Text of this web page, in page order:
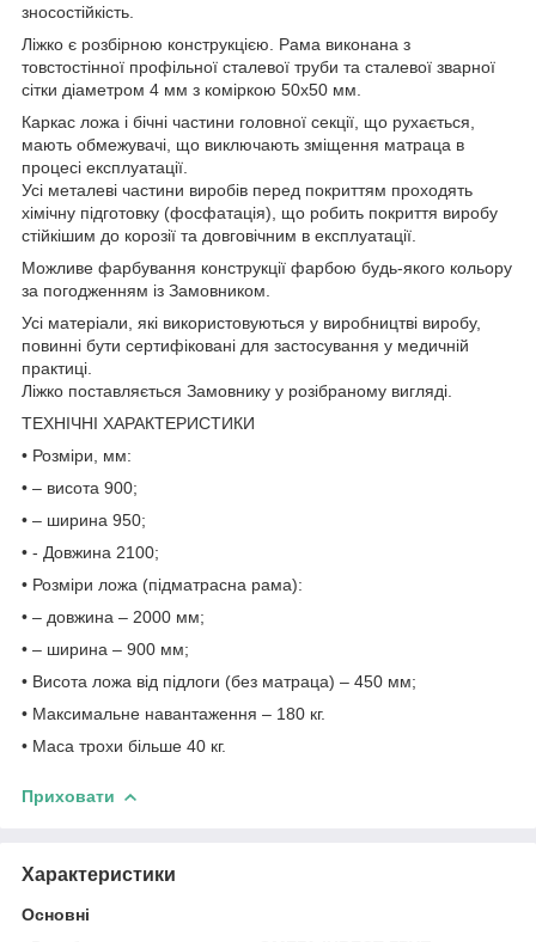
зносостійкість.
Ліжко є розбірною конструкцією. Рама виконана з
товстостінної профільної сталевої труби та сталевої зварної
сітки діаметром 4 мм з коміркою 50х50 мм.
Каркас ложа і бічні частини головної секції, що рухається,
мають обмежувачі, що виключають зміщення матраца в
процесі експлуатації.
Усі металеві частини виробів перед покриттям проходять
хімічну підготовку (фосфатація), що робить покриття виробу
стійкішим до корозії та довговічним в експлуатації.
Можливе фарбування конструкції фарбою будь-якого кольору
за погодженням із Замовником.
Усі матеріали, які використовуються у виробництві виробу,
повинні бути сертифіковані для застосування у медичній
практиці.
Ліжко поставляється Замовнику у розібраному вигляді.
ТЕХНІЧНІ ХАРАКТЕРИСТИКИ
• Розміри, мм:
• – висота 900;
• – ширина 950;
• - Довжина 2100;
• Розміри ложа (підматрасна рама):
• – довжина – 2000 мм;
• – ширина – 900 мм;
• Висота ложа від підлоги (без матраца) – 450 мм;
• Максимальне навантаження – 180 кг.
• Маса трохи більше 40 кг.
Приховати
Характеристики
Основні